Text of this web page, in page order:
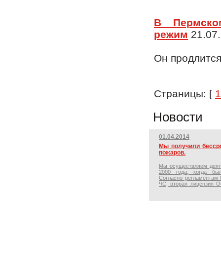
В
режим
Он
Страницы: [ 1
Новости
01.04.2014
Мы получили
пожаров.
Мы осуществляем
2000 года, когда
Согласно
ЧС, вторая лицензия
В 2014 году мы